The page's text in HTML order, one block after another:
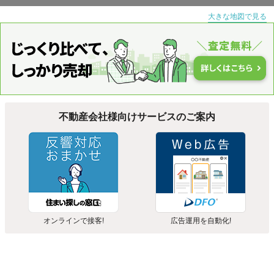
大きな地図で見る
不動産会社様向けサービスのご案内
オンラインで接客! 広告運用を自動化!